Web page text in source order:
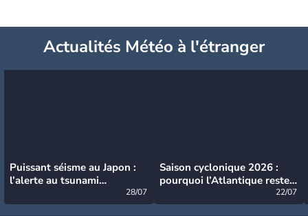
Actualités Météo à l'étranger
Puissant séisme au Japon :
l’alerte au tsunami
28/07
Saison cyclonique 2026 :
pourquoi l’Atlantique reste
22/07